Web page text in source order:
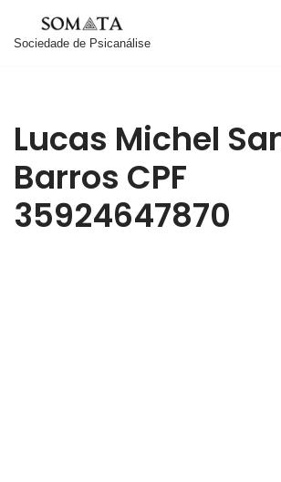
Pular
Sociedade de Psicanálise
Lucas Michel
Barros CPF
35924647870